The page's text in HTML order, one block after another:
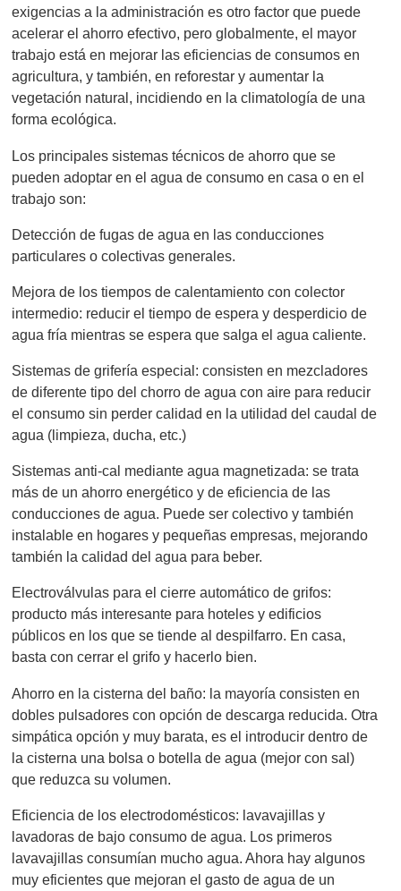
exigencias a la administración es otro factor que puede
acelerar el ahorro efectivo, pero globalmente, el mayor
trabajo está en mejorar las eficiencias de consumos en
agricultura, y también, en reforestar y aumentar la
vegetación natural, incidiendo en la climatología de una
forma ecológica.
Los principales sistemas técnicos de ahorro que se
pueden adoptar en el agua de consumo en casa o en el
trabajo son:
Detección de fugas de agua en las conducciones
particulares o colectivas generales.
Mejora de los tiempos de calentamiento con colector
intermedio: reducir el tiempo de espera y desperdicio de
agua fría mientras se espera que salga el agua caliente.
Sistemas de grifería especial: consisten en mezcladores
de diferente tipo del chorro de agua con aire para reducir
el consumo sin perder calidad en la utilidad del caudal de
agua (limpieza, ducha, etc.)
Sistemas anti-cal mediante agua magnetizada: se trata
más de un ahorro energético y de eficiencia de las
conducciones de agua. Puede ser colectivo y también
instalable en hogares y pequeñas empresas, mejorando
también la calidad del agua para beber.
Electroválvulas para el cierre automático de grifos:
producto más interesante para hoteles y edificios
públicos en los que se tiende al despilfarro. En casa,
basta con cerrar el grifo y hacerlo bien.
Ahorro en la cisterna del baño: la mayoría consisten en
dobles pulsadores con opción de descarga reducida. Otra
simpática opción y muy barata, es el introducir dentro de
la cisterna una bolsa o botella de agua (mejor con sal)
que reduzca su volumen.
Eficiencia de los electrodomésticos: lavavajillas y
lavadoras de bajo consumo de agua. Los primeros
lavavajillas consumían mucho agua. Ahora hay algunos
muy eficientes que mejoran el gasto de agua de un